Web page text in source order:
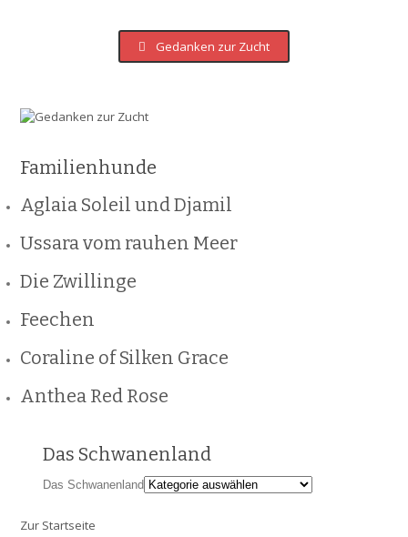
Gedanken zur Zucht
Familienhunde
Aglaia Soleil und Djamil
Ussara vom rauhen Meer
Die Zwillinge
Feechen
Coraline of Silken Grace
Anthea Red Rose
Das Schwanenland
Das Schwanenland
Zur Startseite